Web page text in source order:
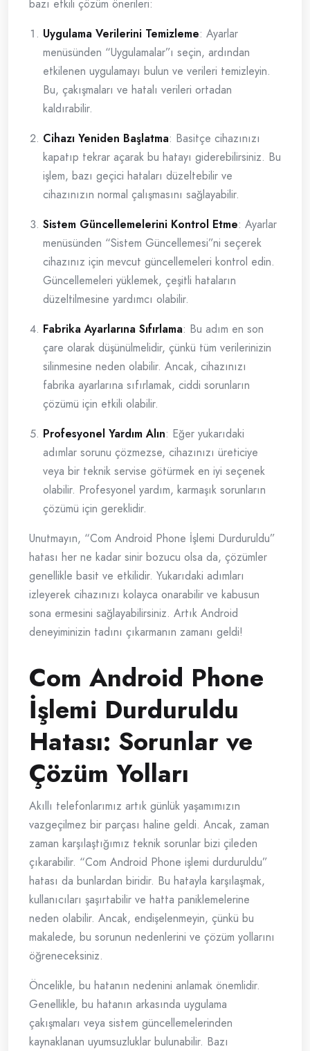
bazı etkili çözüm önerileri:
Uygulama Verilerini Temizleme: Ayarlar
menüsünden “Uygulamalar”ı seçin, ardından
etkilenen uygulamayı bulun ve verileri temizleyin.
Bu, çakışmaları ve hatalı verileri ortadan
kaldırabilir.
Cihazı Yeniden Başlatma: Basitçe cihazınızı
kapatıp tekrar açarak bu hatayı giderebilirsiniz. Bu
işlem, bazı geçici hataları düzeltebilir ve
cihazınızın normal çalışmasını sağlayabilir.
Sistem Güncellemelerini Kontrol Etme: Ayarlar
menüsünden “Sistem Güncellemesi”ni seçerek
cihazınız için mevcut güncellemeleri kontrol edin.
Güncellemeleri yüklemek, çeşitli hataların
düzeltilmesine yardımcı olabilir.
Fabrika Ayarlarına Sıfırlama: Bu adım en son
çare olarak düşünülmelidir, çünkü tüm verilerinizin
silinmesine neden olabilir. Ancak, cihazınızı
fabrika ayarlarına sıfırlamak, ciddi sorunların
çözümü için etkili olabilir.
Profesyonel Yardım Alın: Eğer yukarıdaki
adımlar sorunu çözmezse, cihazınızı üreticiye
veya bir teknik servise götürmek en iyi seçenek
olabilir. Profesyonel yardım, karmaşık sorunların
çözümü için gereklidir.
Unutmayın, “Com Android Phone İşlemi Durduruldu”
hatası her ne kadar sinir bozucu olsa da, çözümler
genellikle basit ve etkilidir. Yukarıdaki adımları
izleyerek cihazınızı kolayca onarabilir ve kabusun
sona ermesini sağlayabilirsiniz. Artık Android
deneyiminizin tadını çıkarmanın zamanı geldi!
Com Android Phone
İşlemi Durduruldu
Hatası: Sorunlar ve
Çözüm Yolları
Akıllı telefonlarımız artık günlük yaşamımızın
vazgeçilmez bir parçası haline geldi. Ancak, zaman
zaman karşılaştığımız teknik sorunlar bizi çileden
çıkarabilir. “Com Android Phone işlemi durduruldu”
hatası da bunlardan biridir. Bu hatayla karşılaşmak,
kullanıcıları şaşırtabilir ve hatta paniklemelerine
neden olabilir. Ancak, endişelenmeyin, çünkü bu
makalede, bu sorunun nedenlerini ve çözüm yollarını
öğreneceksiniz.
Öncelikle, bu hatanın nedenini anlamak önemlidir.
Genellikle, bu hatanın arkasında uygulama
çakışmaları veya sistem güncellemelerinden
kaynaklanan uyumsuzluklar bulunabilir. Bazı